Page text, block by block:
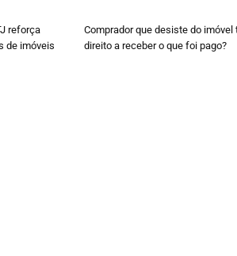
reforça
de imóveis
Comprador que desiste do imóvel
direito a receber o que foi pago?